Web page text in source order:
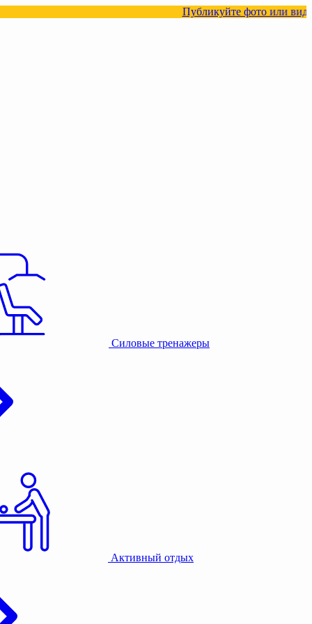
Публикуйте фото или видео с нашими
Силовые тренажеры
Активный отдых